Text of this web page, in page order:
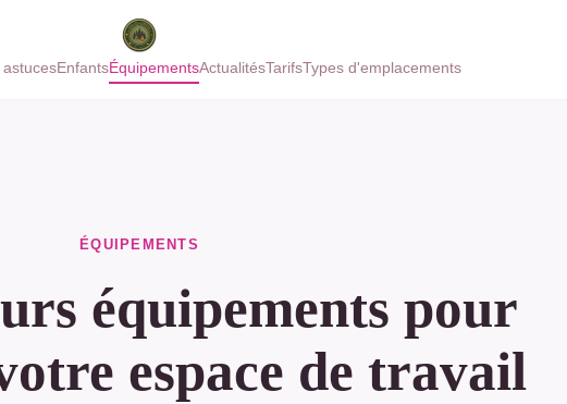
EnfantsÉquipementsActualitésTarifsTypes d'emplacements
ÉQUIPEMENTS
équipements pour
espace de travail